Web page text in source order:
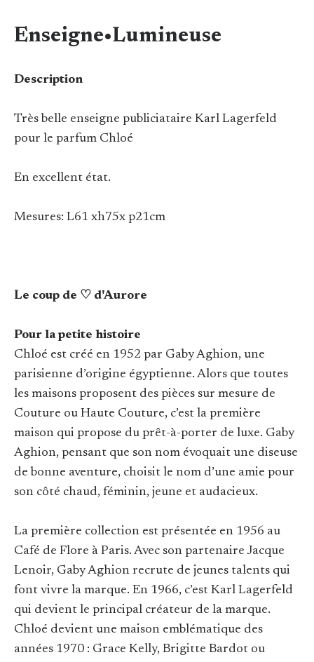
Enseigne•Lumineuse
Description
Très belle enseigne publiciataire Karl Lagerfeld
pour le parfum Chloé
En excellent état.
Mesures: L61 xh75x p21cm
Le coup de ♡ d'Aurore
Pour la petite histoire
Chloé est créé en 1952 par Gaby Aghion, une
parisienne d’origine égyptienne. Alors que toutes
les maisons proposent des pièces sur mesure de
Couture ou Haute Couture, c’est la première
maison qui propose du prêt-à-porter de luxe. Gaby
Aghion, pensant que son nom évoquait une diseuse
de bonne aventure, choisit le nom d’une amie pour
son côté chaud, féminin, jeune et audacieux.
La première collection est présentée en 1956 au
Café de Flore à Paris. Avec son partenaire Jacque
Lenoir, Gaby Aghion recrute de jeunes talents qui
font vivre la marque. En 1966, c’est Karl Lagerfeld
qui devient le principal créateur de la marque.
Chloé devient une maison emblématique des
années 1970 : Grace Kelly, Brigitte Bardot ou